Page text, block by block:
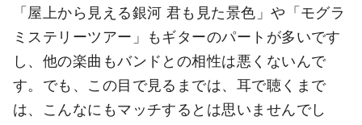
「屋上から見える銀河 君も見た景色」や「モグラ
ミステリーツアー」もギターのパートが多いです
し、他の楽曲もバンドとの相性は悪くないんで
す。でも、この目で見るまでは、耳で聴くまで
は、こんなにもマッチするとは思いませんでし